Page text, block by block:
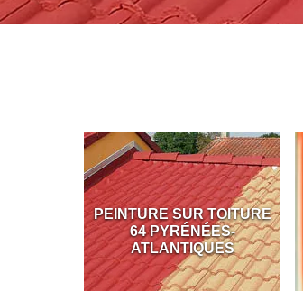
PEINTURE SUR TOITURE
64 PYRÉNÉES-
ATLANTIQUES